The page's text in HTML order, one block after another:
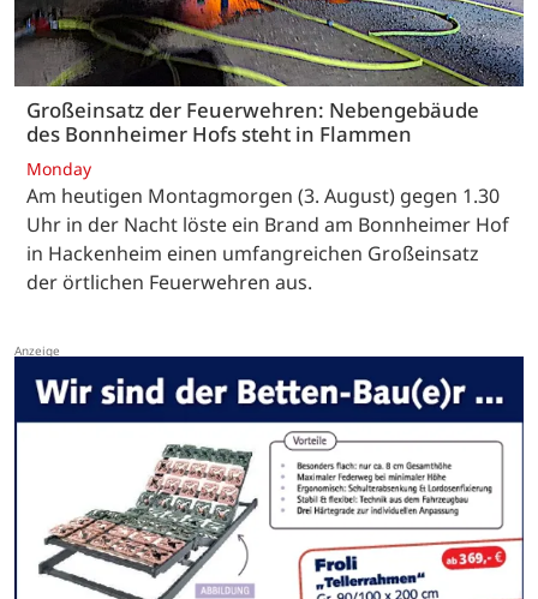
Großeinsatz der Feuerwehren: Nebengebäude
des Bonnheimer Hofs steht in Flammen
Monday
Am heutigen Montagmorgen (3. August) gegen 1.30
Uhr in der Nacht löste ein Brand am Bonnheimer Hof
in Hackenheim einen umfangreichen Großeinsatz
der örtlichen Feuerwehren aus.